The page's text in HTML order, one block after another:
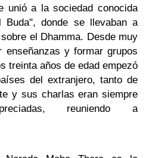
a la sociedad conocida
Buda", donde se llevaban a
el Dhamma. Desde muy
enseñanzas y formar grupos
treinta años de edad empezó
del extranjero, tanto de
y sus charlas eran siempre
reuniendo a